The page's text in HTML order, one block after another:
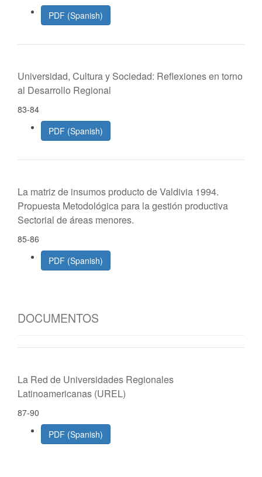
PDF (Spanish)
Universidad, Cultura y Sociedad: Reflexiones en torno
al Desarrollo Regional
83-84
PDF (Spanish)
La matriz de insumos producto de Valdivia 1994.
Propuesta Metodológica para la gestión productiva
Sectorial de áreas menores.
85-86
PDF (Spanish)
DOCUMENTOS
La Red de Universidades Regionales
Latinoamericanas (UREL)
87-90
PDF (Spanish)